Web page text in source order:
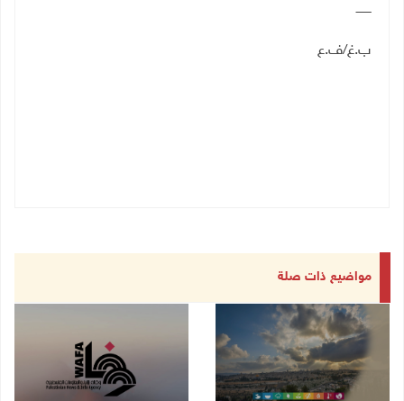
ــــــــ
ب.غ/ف.ع
مواضيع ذات صلة